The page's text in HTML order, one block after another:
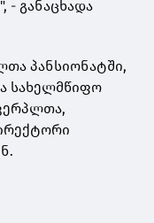
- განაცხადა
პანსიონატში,
სახელმწიფო